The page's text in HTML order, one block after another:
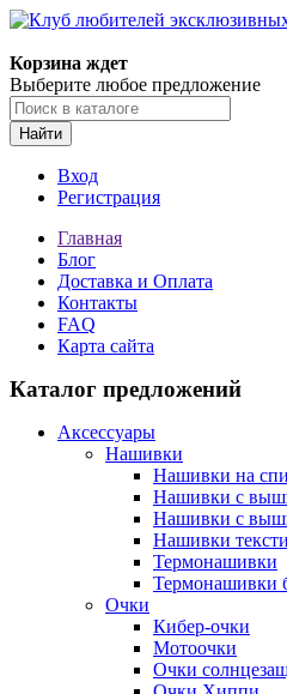
Корзина ждет
Выберите любое предложение
Найти
Вход
Регистрация
Главная
Блог
Доставка и Оплата
Контакты
FAQ
Карта сайта
Каталог предложений
Аксессуары
Нашивки
Нашивки на
Нашивки с
Нашивки с
Нашивки
Термонашивки
Термонашивки
Очки
Кибер-очки
Мотоочки
Очки